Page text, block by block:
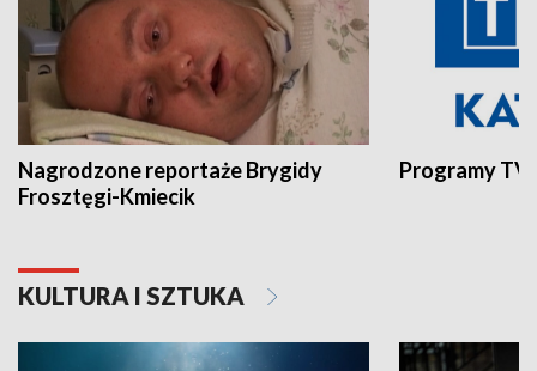
Nagrodzone reportaże Brygidy
Frosztęgi-Kmiecik
Programy
KULTURA I SZTUKA